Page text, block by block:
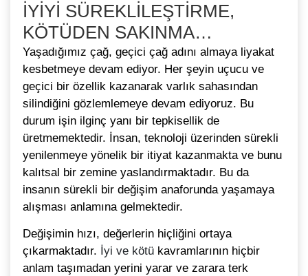
İYİYİ SÜREKLİLEŞTİRME,
KÖTÜDEN SAKINMA…
Yaşadığımız çağ, geçici çağ adını almaya liyakat
kesbetmeye devam ediyor. Her şeyin uçucu ve
geçici bir özellik kazanarak varlık sahasından
silindiğini gözlemlemeye devam ediyoruz. Bu
durum işin ilginç yanı bir tepkisellik de
üretmemektedir. İnsan, teknoloji üzerinden sürekli
yenilenmeye yönelik bir itiyat kazanmakta ve bunu
kalıtsal bir zemine yaslandırmaktadır. Bu da
insanın sürekli bir değişim anaforunda yaşamaya
alışması anlamına gelmektedir.
Değişimin hızı, değerlerin hiçliğini ortaya
çıkarmaktadır. İyi ve kötükavramlarının hiçbir
anlam taşımadan yerini yarar ve zarara terk